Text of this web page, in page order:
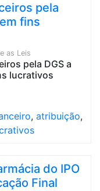
pela
fins
as Leis
, atribuição,
do IPO
Final